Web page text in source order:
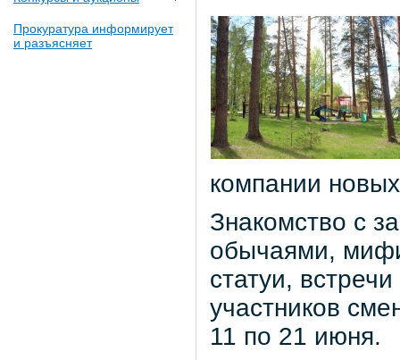
Прокуратура информирует
и разъясняет
компании
Знакомство с
обычаями,
статуи,
участников
11 по 21 июня.